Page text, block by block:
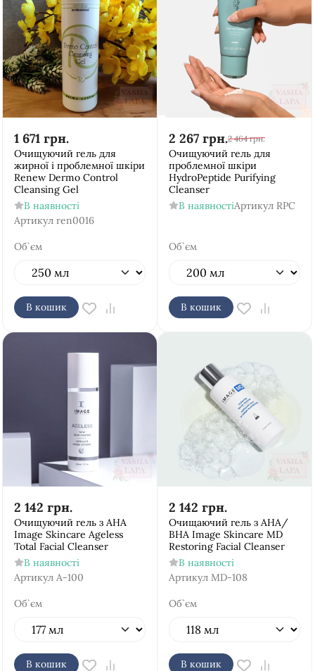
1 671 грн.
Очищуючий гель для
жирної і проблемної шкіри
Renew Dermo Control
Cleansing Gel
В наявності
Артикул ren0016
Об`єм
В кошик
2 267 грн.2 464 грн.
Очищуючий гель для
проблемної шкіри
HydroPeptide Purifying
Cleanser
В наявностіАртикул RPC
Об`єм
В кошик
2 142 грн.
Очищуючий гель з АНА
Image Skincare Ageless
Total Facial Cleanser
В наявності
Артикул A-100
Об`єм
В кошик
2 142 грн.
Очищаючий гель з АНА/
ВНА Image Skincare MD
Restoring Facial Cleanser
В наявності
Артикул MD-108
Об`єм
В кошик